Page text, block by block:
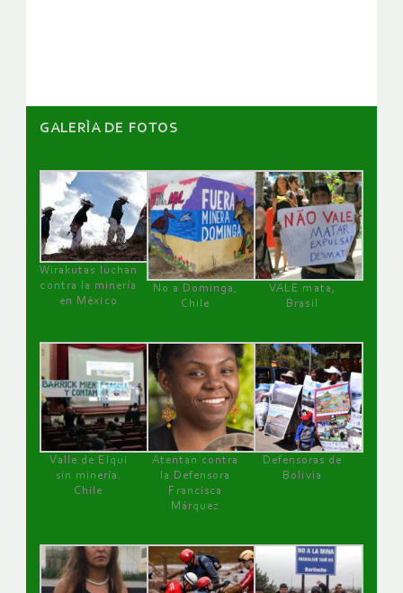
GALERÌA DE FOTOS
Wirakutas luchan
contra la minería
en México
No a Dominga,
Chile
VALE mata,
Brasil
Valle de Elqui
sin minería.
Chile
Atentan contra
la Defensora
Francisca
Márquez
Defensoras de
Bolivia